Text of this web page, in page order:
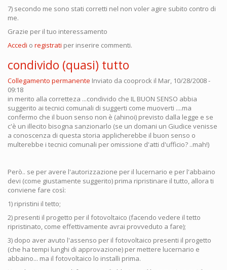
7) secondo me sono stati corretti nel non voler agire subito contro di
me.
Grazie per il tuo interessamento
Accedi o registrati per inserire commenti.
condivido (quasi) tutto
Collegamento permanente Inviato da cooprock il Mar, 10/28/2008 -
09:18
in merito alla corretteza ...condivido che IL BUON SENSO abbia
suggerito ai tecnici comunali di suggerti come muoverti ....ma
confermo che il buon senso non è (ahinoi) previsto dalla legge e se
c'è un illecito bisogna sanzionarlo (se un domani un Giudice venisse
a conoscenza di questa storia applicherebbe il buon senso o
multerebbe i tecnici comunali per omissione d'atti d'ufficio? ..mah!)
Però.. se per avere l'autorizzazione per il lucernario e per l'abbaino
devi (come giustamente suggerito) prima ripristinare il tutto, allora ti
conviene fare così:
1) ripristini il tetto;
2) presenti il progetto per il fotovoltaico (facendo vedere il tetto
ripristinato, come effettivamente avrai provveduto a fare);
3) dopo aver avuto l'assenso per il fotovoltaico presenti il progetto
(che ha tempi lunghi di approvazione) per mettere lucernario e
abbaino... ma il fotovoltaico lo installi prima.